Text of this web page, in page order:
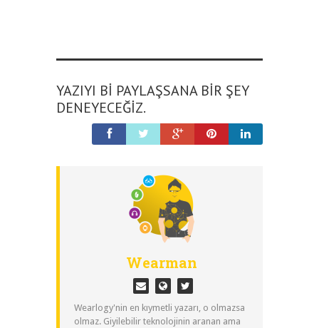
YAZIYI BI PAYLAŞSANA BIR ŞEY
DENEYECEĞIZ.
Wearman
Wearlogy'nin en kıymetli yazarı, o olmazsa
olmaz. Giyilebilir teknolojinin aranan ama